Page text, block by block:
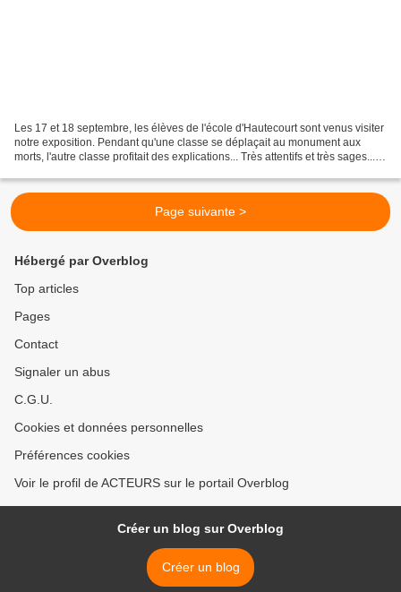
Les 17 et 18 septembre, les élèves de l'école d'Hautecourt sont venus visiter
notre exposition. Pendant qu'une classe se déplaçait au monument aux
morts, l'autre classe profitait des explications... Très attentifs et très sages...
Page suivante >
Hébergé par Overblog
Top articles
Pages
Contact
Signaler un abus
C.G.U.
Cookies et données personnelles
Préférences cookies
Voir le profil de ACTEURS sur le portail Overblog
Créer un blog sur Overblog
Créer un blog